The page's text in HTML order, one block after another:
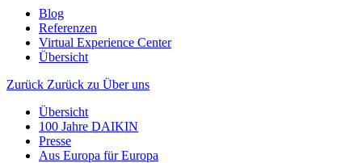
Blog
Referenzen
Virtual Experience Center
Übersicht
Zurück Zurück zu Über uns
Übersicht
100 Jahre DAIKIN
Presse
Aus Europa für Europa